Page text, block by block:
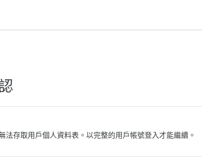
法存取用戶個人資料表。以完整的用戶帳號登入才能繼續。